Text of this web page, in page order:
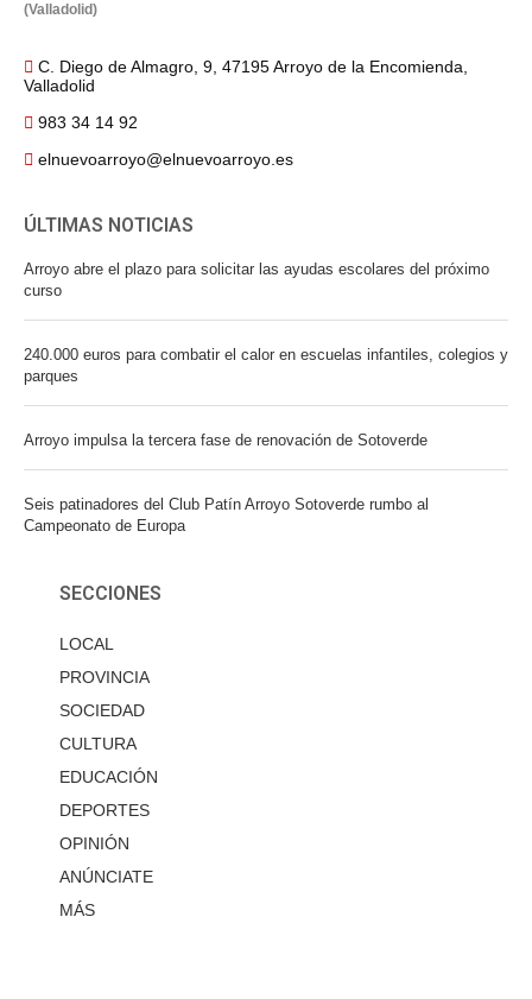
(Valladolid)
C. Diego de Almagro, 9, 47195 Arroyo de la Encomienda,
Valladolid
983 34 14 92
elnuevoarroyo@elnuevoarroyo.es
ÚLTIMAS NOTICIAS
Arroyo abre el plazo para solicitar las ayudas escolares del próximo
curso
240.000 euros para combatir el calor en escuelas infantiles, colegios y
parques
Arroyo impulsa la tercera fase de renovación de Sotoverde
Seis patinadores del Club Patín Arroyo Sotoverde rumbo al
Campeonato de Europa
SECCIONES
LOCAL
PROVINCIA
SOCIEDAD
CULTURA
EDUCACIÓN
DEPORTES
OPINIÓN
ANÚNCIATE
MÁS